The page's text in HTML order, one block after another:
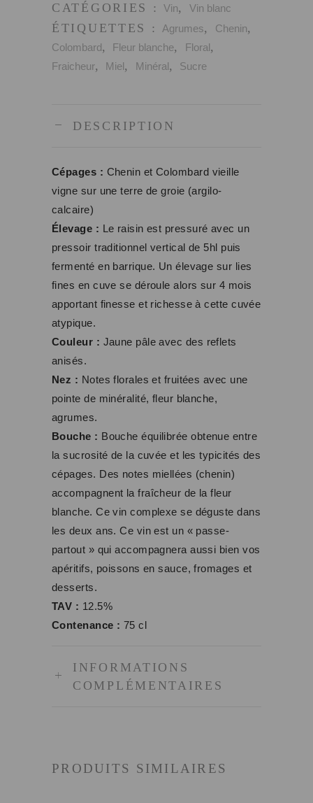
CATÉGORIES :Vin, Vin blanc
ÉTIQUETTES :Agrumes, Chenin,
Colombard, Fleur blanche, Floral ,
Fraicheur, Miel , Minéral , Sucre
DESCRIPTION
Cépages : Chenin et Colombard vieille
vigne sur une terre de groie (argilo-
calcaire)
Élevage : Le raisin est pressuré avec un
pressoir traditionnel vertical de 5hl puis
fermenté en barrique. Un élevage sur lies
fines en cuve se déroule alors sur 4 mois
apportant finesse et richesse à cette cuvée
atypique.
Couleur : Jaune pâle avec des reflets
anisés.
Nez : Notes florales et fruitées avec une
pointe de minéralité, fleur blanche,
agrumes.
Bouche : Bouche équilibrée obtenue entre
la sucrosité de la cuvée et les typicités des
cépages. Des notes miellées (chenin)
accompagnent la fraîcheur de la fleur
blanche. Ce vin complexe se déguste dans
les deux ans. Ce vin est un « passe-
partout » qui accompagnera aussi bien vos
apéritifs, poissons en sauce, fromages et
desserts.
TAV : 12.5%
Contenance : 75 cl
INFORMATIONS
COMPLÉMENTAIRES
PRODUITS SIMILAIRES